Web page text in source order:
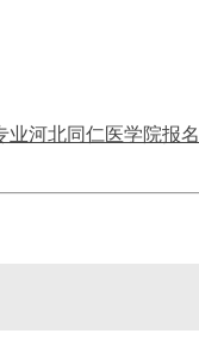
业河北同仁医学院报名